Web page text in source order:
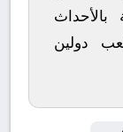
دولين